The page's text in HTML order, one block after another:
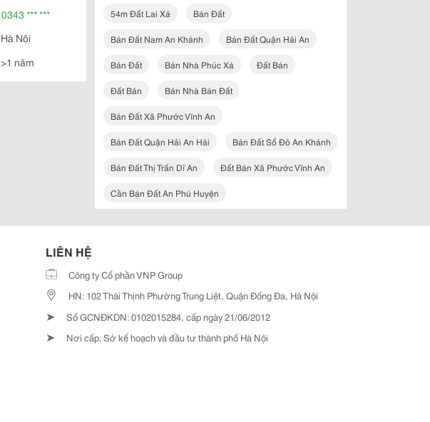
0343 *** ***
Hà Nội
>1 năm
54m Đất Lai Xá Bán Đất
Bán Đất Nam An Khánh Bán Đất Quận Hải An
Bán Đất Bán Nhà Phúc Xá Đất Bán
Đất Bán Bán Nhà Bán Đất
Bán Đất Xã Phước Vĩnh An
Bán Đất Quận Hải An Hải Bán Đất Sổ Đỏ An Khánh
Bán Đất Thị Trấn Dĩ An Đất Bán Xã Phước Vĩnh An
Cần Bán Đất An Phú Huyện
LIÊN HỆ
Công ty Cổ phần VNP Group
HN: 102 Thái Thịnh Phường Trung Liệt, Quận Đống Đa, Hà Nội
➤ Số GCNĐKDN: 0102015284, cấp ngày 21/06/2012
➤ Nơi cấp: Sở kế hoạch và đầu tư thành phố Hà Nội